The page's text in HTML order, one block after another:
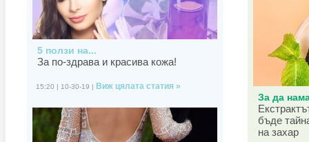
5 ползи на...
За по-здрава и красива кожа!
15:20 | 10-30-19 | Виж цялата статия »
За да
бъде
на захар